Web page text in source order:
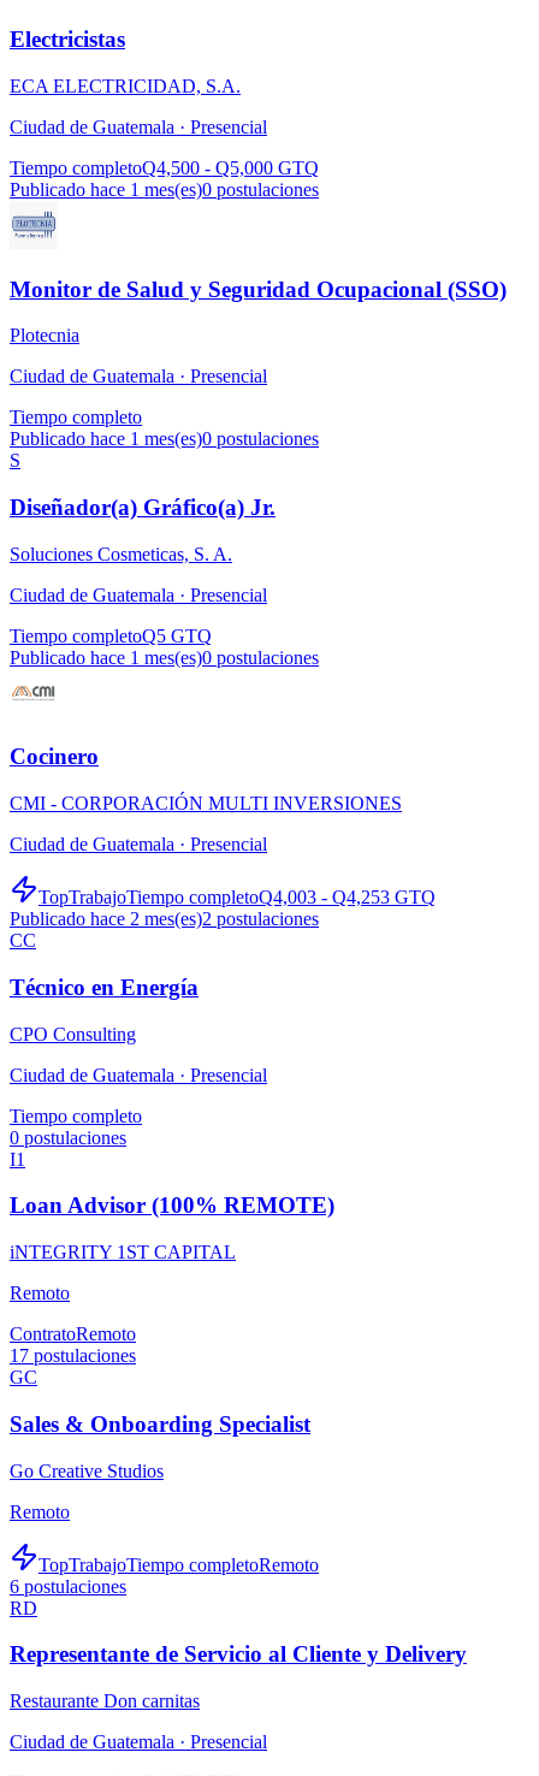
Electricistas
ECA ELECTRICIDAD, S.A.
Ciudad de Guatemala · Presencial
Tiempo completoQ4,500 - Q5,000 GTQ
Publicado hace 1 mes(es)0 postulaciones
Monitor de Salud y Seguridad Ocupacional (SSO)
Plotecnia
Ciudad de Guatemala · Presencial
Tiempo completo
Publicado hace 1 mes(es)0 postulaciones
S
Diseñador(a) Gráfico(a) Jr.
Soluciones Cosmeticas, S. A.
Ciudad de Guatemala · Presencial
Tiempo completoQ5 GTQ
Publicado hace 1 mes(es)0 postulaciones
Cocinero
CMI - CORPORACIÓN MULTI INVERSIONES
Ciudad de Guatemala · Presencial
TopTrabajoTiempo completoQ4,003 - Q4,253 GTQ
Publicado hace 2 mes(es)2 postulaciones
CC
Técnico en Energía
CPO Consulting
Ciudad de Guatemala · Presencial
Tiempo completo
0 postulaciones
I1
Loan Advisor (100% REMOTE)
iNTEGRITY 1ST CAPITAL
Remoto
ContratoRemoto
17 postulaciones
GC
Sales & Onboarding Specialist
Go Creative Studios
Remoto
TopTrabajoTiempo completoRemoto
6 postulaciones
RD
Representante de Servicio al Cliente y Delivery
Restaurante Don carnitas
Ciudad de Guatemala · Presencial